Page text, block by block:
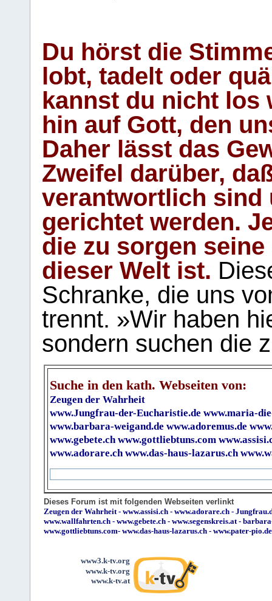
Du hörst die
lobt, tadelt oder
kannst du nicht los
hin auf Gott, den
Daher lässt das
Zweifel darüber,
verantwortlich sind
gerichtet werden.
die zu sorgen
dieser Welt ist.
Schranke, die uns
trennt. »Wir haben
sondern suchen die
Suche in den kath. Webseiten von:
Zeugen der Wahrheit
www.Jungfrau-der-Eucharistie.de www.maria-
www.barbara-weigand.de www.adoremus.de
www.gebete.ch www.gottliebtuns.com
www.adorare.ch www.das-haus-lazarus.ch
Dieses Forum ist mit folgenden Webseiten verlinkt
Zeugen der Wahrheit- www.assisi.ch - www.adorare.ch -
www.wallfahrten.ch - www.gebete.ch - www.segenskreis.at-
www.gottliebtuns.com- www.das-haus-lazarus.ch - www.pater-pio.de
www3.k-tv.org
www.k-tv.org
www.k-tv.at